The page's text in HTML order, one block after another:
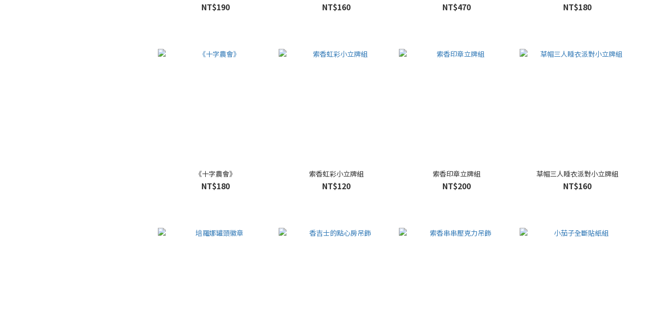
NT$190 NT$160 NT$470 NT$180
《十字農會》
NT$180
索香虹彩小立牌組
NT$120
索香印章立牌組
NT$200
草帽三人睡衣派對小立牌組
NT$160